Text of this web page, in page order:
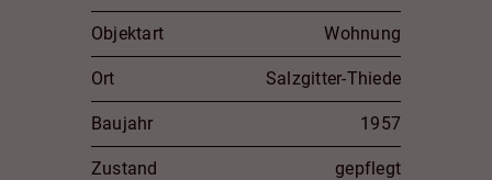
Objektart Wohnung
Ort Salzgitter-Thiede
Baujahr 1957
Zustand gepflegt